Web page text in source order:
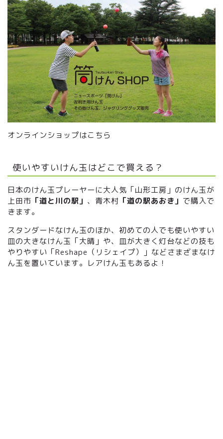
オンラインショップはこちら
使いやすいけん玉はどこで買える？
日本のけん玉プレーヤーに大人気「山形工房」のけん玉が
上田市 「道と川の駅」 、青木村 「道の駅あおき」 で購入で
きます。
スタンダードなけん玉のほか、初めての人でも使いやすい
皿の大きなけん玉「大晴」や、皿が大きく灯台などの技も
やりやすい「Reshape（リシェイプ）」などさまざまなけ
ん玉を置いています。レアけん玉もあるよ！